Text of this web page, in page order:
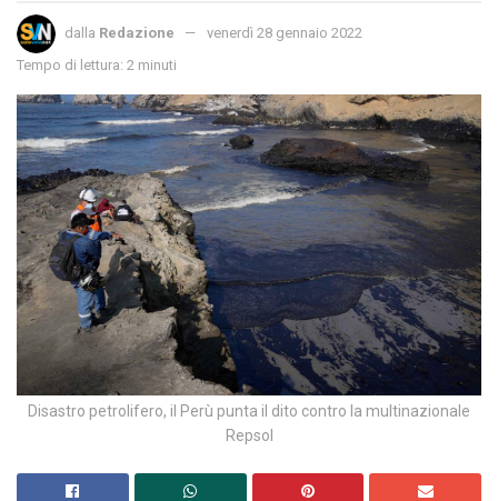
dalla Redazione
venerdì 28 gennaio 2022
Tempo di lettura: 2 minuti
Disastro petrolifero, il Perù punta il dito contro la multinazionale
Repsol